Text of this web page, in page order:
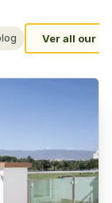
Ver all our